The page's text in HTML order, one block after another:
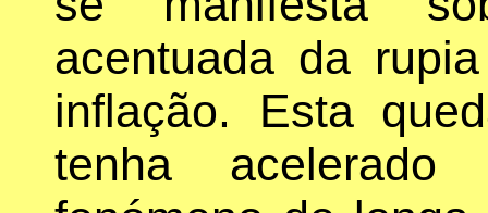
acentuada da
inflação. Esta
tenha